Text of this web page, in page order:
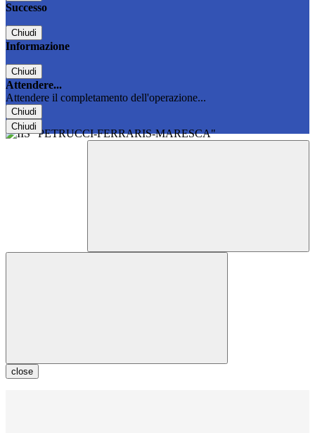
Successo
Chiudi
Informazione
Chiudi
Attendere...
Attendere il completamento dell'operazione...
Chiudi
Chiudi
close